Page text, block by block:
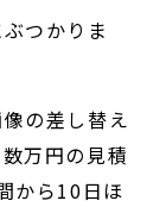
つかりま
の差し替え
万円の見積
から10日ほ